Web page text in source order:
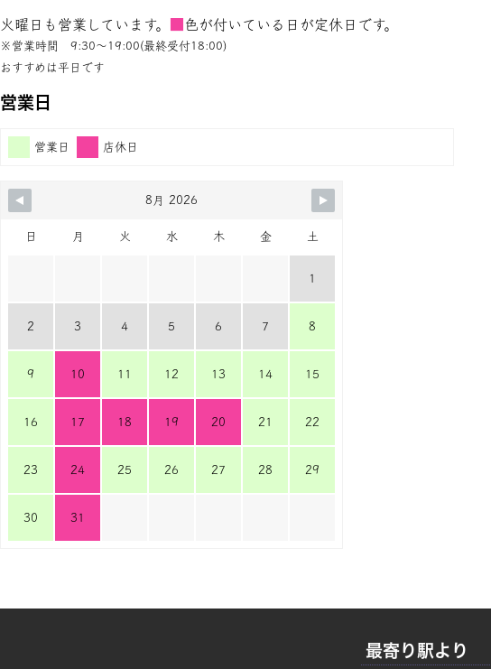
火曜日も営業しています。 色が付いている日が定休日です。
※営業時間 9:30〜19:00(最終受付18:00)
おすすめは平日です
営業日
営業日 店休日
8月 2026
日 月 火 水 木 金 土
1
2 3 4 5 6 7 8
9 10 11 12 13 14 15
16 17 18 19 20 21 22
23 24 25 26 27 28 29
30 31
最寄り駅より